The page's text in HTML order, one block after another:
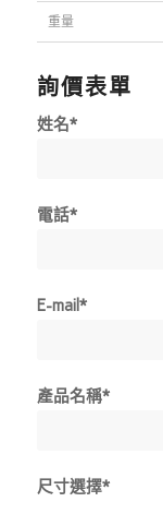
重量
詢價表單
姓名*
電話*
E-mail*
產品名稱*
尺寸選擇*